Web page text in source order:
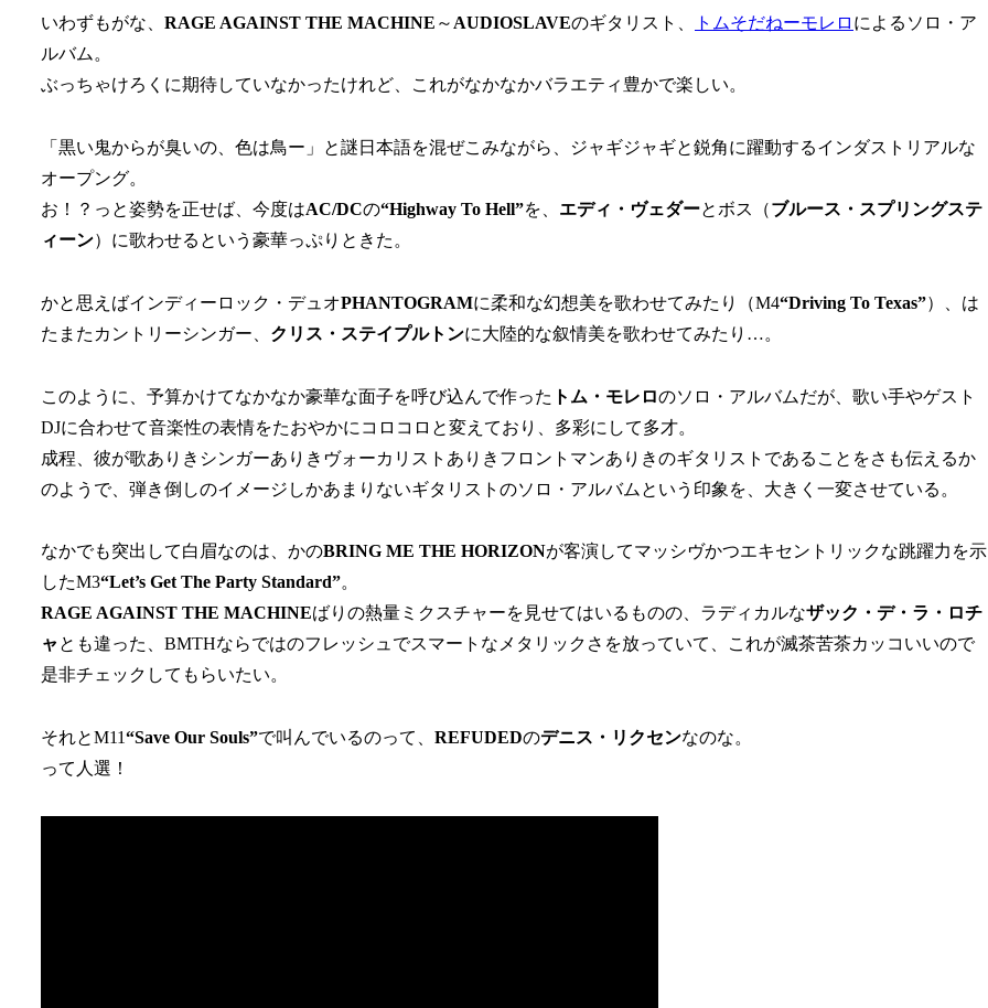
いわずもがな、 RAGE AGAINST THE MACHINE ～ AUDIOSLAVEのギタリスト、 トムそだねーモレロ によるソロ・ア
ルバム。
ぶっちゃけろくに期待していなかったけれど、これがなかなかバラエティ豊かで楽しい。
「黒い鬼からが臭いの、色は鳥ー」と謎日本語を混ぜこみながら、ジャギジャギと鋭角に躍動するインダストリアルな
オープング。
お！？っと姿勢を正せば、今度はAC/DCの“Highway To Hell”を、 エディ・ヴェダーとボス（ブルース・スプリングステ
ィーン）に歌わせるという豪華っぷりときた。
かと思えばインディーロック・デュオPHANTOGRAMに柔和な幻想美を歌わせてみたり（M4“Driving To Texas”）、は
たまたカントリーシンガー、 クリス・ステイプルトンに大陸的な叙情美を歌わせてみたり…。
このように、予算かけてなかなか豪華な面子を呼び込んで作った トム・モレロのソロ・アルバムだが、歌い手やゲスト
DJに合わせて音楽性の表情をたおやかにコロコロと変えており、多彩にして多才。
成程、彼が歌ありきシンガーありきヴォーカリストありきフロントマンありきのギタリストであることをさも伝えるか
のようで、弾き倒しのイメージしかあまりないギタリストのソロ・アルバムという印象を、大きく一変させている。
なかでも突出して白眉なのは、かのBRING ME THE HORIZONが客演してマッシヴかつエキセントリックな跳躍力を示
したM3“Let’s Get The Party Standard”。
RAGE AGAINST THE MACHINEばりの熱量ミクスチャーを見せてはいるものの、ラディカルなザック・デ・ラ・ロチ
ャ とも違った、BMTHならではのフレッシュでスマートなメタリックさを放っていて、これが滅茶苦茶カッコいいので
是非チェックしてもらいたい。
それとM11“Save Our Souls”で叫んでいるのって、 REFUDEDのデニス・リクセンなのな。
って人選！